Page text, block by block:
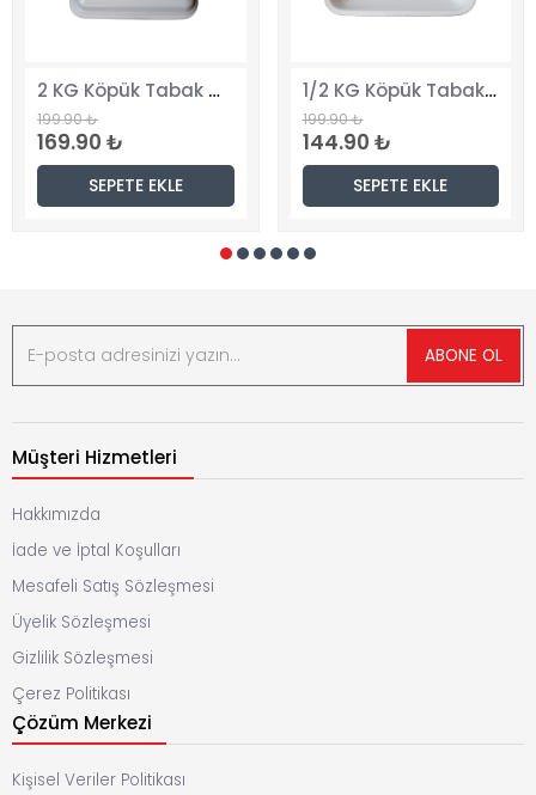
2 KG Köpük Tabak Çevre Dostu Saklama Kabı
₺
SEPETE EKLE
1/2 KG Köpük Tabak Sağlıklı Pratik Gıda Kabı
144.90 ₺
SEPETE EKLE
ABONE OL
Müşteri Hizmetleri
Hakkımızda
İade ve İptal Koşulları
Mesafeli Satış Sözleşmesi
Üyelik Sözleşmesi
Gizlilik Sözleşmesi
Çerez Politikası
Çözüm Merkezi
Kişisel Veriler Politikası